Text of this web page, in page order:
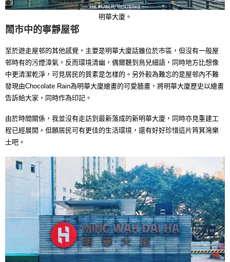
明華大廈。
鬧市中的寧靜屋邨
至於遊走屋邨的其他感覺，主要是明華大廈話雖位於市區，但沒有一般屋
邨時有的污煙漳氣，反而環境清幽，偶爾聽到鳥兒細語，同時地方比想像
中更清潔乾淨，可見居民的質素是怎樣的。另外較為難忘的是屋邨內不難
發現由Chocolate Rain為明華大廈繪畫的可愛牆畫，將明華大廈歷史以繪畫
告訴給大家，同時作為印記。
由於時間關係，我並沒有走訪到最新落成的新明華大廈，同時亦見重建工
程已經展開。但願居民可有更佳的生活環境，還有好好珍惜這片筲箕灣樂
土吧。